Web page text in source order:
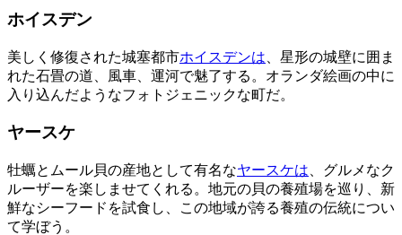
ホイスデン
美しく修復された城塞都市ホイスデンは 、星形の城壁に囲ま
れた石畳の道、風車、運河で魅了する。オランダ絵画の中に
入り込んだようなフォトジェニックな町だ。
ヤースケ
牡蠣とムール貝の産地として有名なヤースケは 、グルメなク
ルーザーを楽しませてくれる。地元の貝の養殖場を巡り、新
鮮なシーフードを試食し、この地域が誇る養殖の伝統につい
て学ぼう。